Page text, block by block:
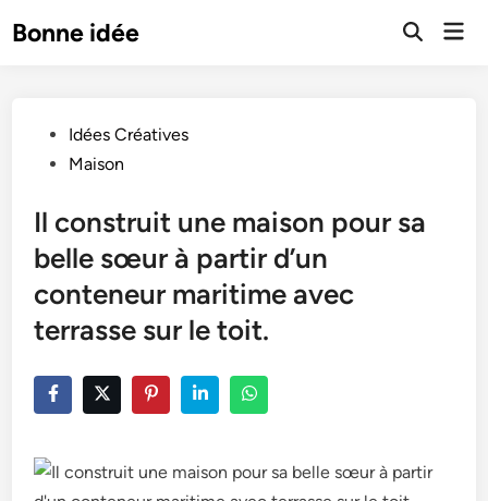
toBonne idée
Open
PostedIdées Créatives
Maison
Il construit une maison pour sa
belle sœur à partir d’un
conteneur maritime avec
terrasse sur le toit.